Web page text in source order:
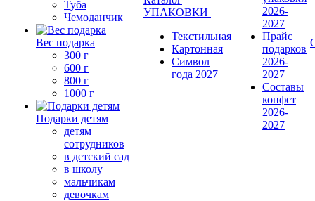
Туба
Чемоданчик
Вес подарка
300 г
600 г
800 г
1000 г
Подарки детям
детям
сотрудников
в детский сад
в школу
мальчикам
девочкам
УПАКОВКИ
Текстильная
Картонная
Символ
года 2027
2026-
2027
Прайс
подарков
2026-
2027
Составы
конфет
2026-
2027